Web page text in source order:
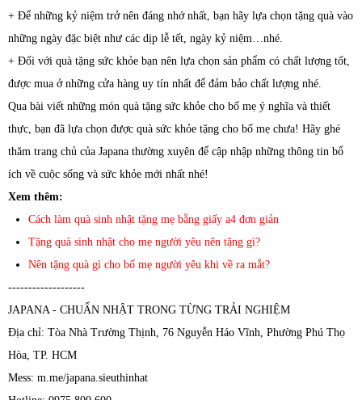
+ Để những kỷ niệm trở nên đáng nhớ nhất, bạn hãy lựa chọn tặng quà vào
những ngày đặc biệt như các dịp lễ tết, ngày kỷ niệm…nhé.
+ Đối với quà tặng sức khỏe bạn nên lựa chọn sản phẩm có chất lượng tốt,
được mua ở những cửa hàng uy tín nhất để đảm bảo chất lượng nhé.
Qua bài viết những món quà tặng sức khỏe cho bố mẹ ý nghĩa và thiết
thực, bạn đã lựa chọn được quà sức khỏe tặng cho bố mẹ chưa! Hãy ghé
thăm trang chủ của Japana thường xuyên để cập nhập những thông tin bổ
ích về cuộc sống và sức khỏe mới nhất nhé!
Xem thêm:
Cách làm quà sinh nhật tặng mẹ bằng giấy a4 đơn giản
Tặng quà sinh nhật cho mẹ người yêu nên tặng gì?
Nên tặng quà gì cho bố mẹ người yêu khi về ra mắt?
-------------------
JAPANA - CHUẨN NHẬT TRONG TỪNG TRẢI NGHIỆM
Địa chỉ: Tòa Nhà Trường Thịnh, 76 Nguyễn Háo Vĩnh, Phường Phú Thọ
Hòa, TP. HCM
Mess: m.me/japana.sieuthinhat